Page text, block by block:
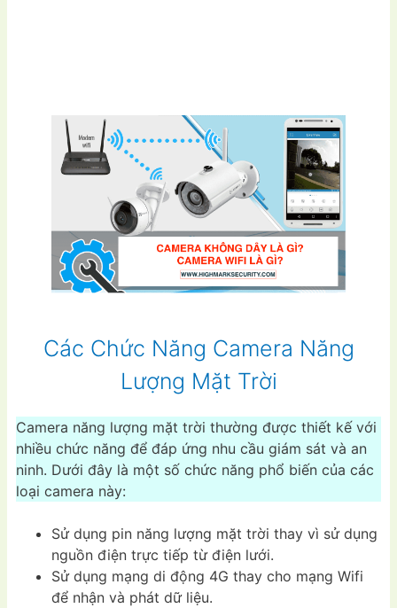
Các Chức Năng Camera Năng
Lượng Mặt Trời
Camera năng lượng mặt trời thường được thiết kế với
nhiều chức năng để đáp ứng nhu cầu giám sát và an
ninh. Dưới đây là một số chức năng phổ biến của các
loại camera này:
Sử dụng pin năng lượng mặt trời thay vì sử dụng
nguồn điện trực tiếp từ điện lưới.
Sử dụng mạng di động 4G thay cho mạng Wifi
để nhận và phát dữ liệu.